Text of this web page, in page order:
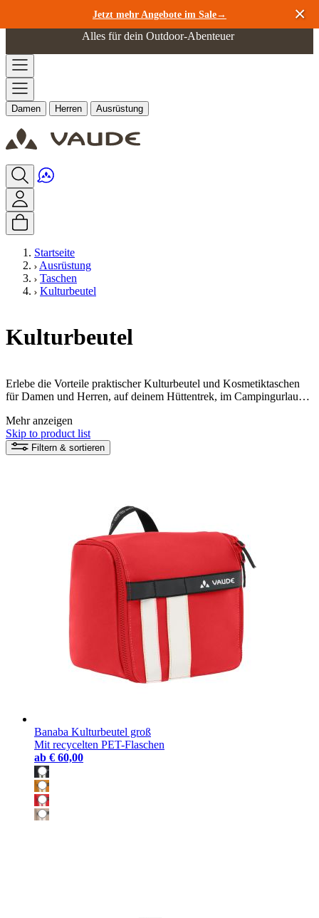
Jetzt mehr Angebote im Sale→
Zum Inhalt springen
Alles für dein Outdoor-Abenteuer
Damen Herren Ausrüstung
Startseite
Ausrüstung
Taschen
Kulturbeutel
Kulturbeutel
Erlebe die Vorteile praktischer Kulturbeutel und Kosmetiktaschen
für Damen und Herren, auf deinem Hüttentrek, im Campingurlaub
Mehr anzeigen
Skip to product list
Filtern & sortieren
Banaba Kulturbeutel groß
Mit recycelten PET-Flaschen
ab € 60,00